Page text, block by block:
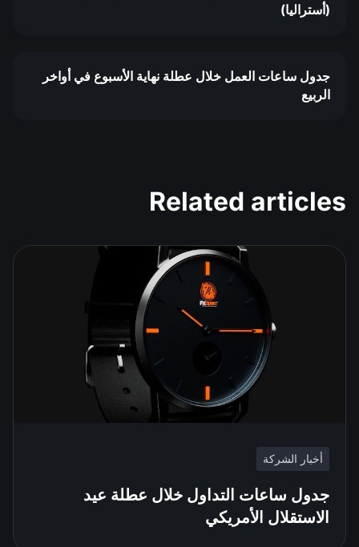
(أستراليا)
جدول ساعات العمل خلال عطلة نهاية الأسبوع في أواخر
الربيع
Related articles
أخبار الشركة
جدول ساعات التداول خلال عطلة عيد
الاستقلال الأمريكي